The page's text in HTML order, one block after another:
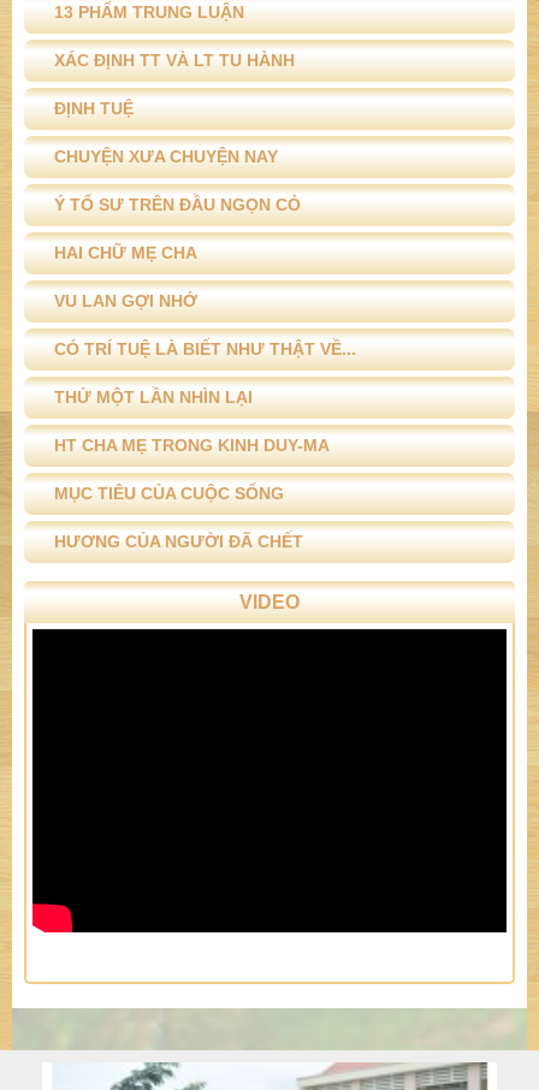
13 PHẨM TRUNG LUẬN
XÁC ĐỊNH TT VÀ LT TU HÀNH
ĐỊNH TUỆ
CHUYỆN XƯA CHUYỆN NAY
Ý TỔ SƯ TRÊN ĐẦU NGỌN CỎ
HAI CHỮ MẸ CHA
VU LAN GỢI NHỚ
CÓ TRÍ TUỆ LÀ BIẾT NHƯ THẬT VỀ...
THỬ MỘT LẦN NHÌN LẠI
HT CHA MẸ TRONG KINH DUY-MA
MỤC TIÊU CỦA CUỘC SỐNG
HƯƠNG CỦA NGƯỜI ĐÃ CHẾT
VIDEO